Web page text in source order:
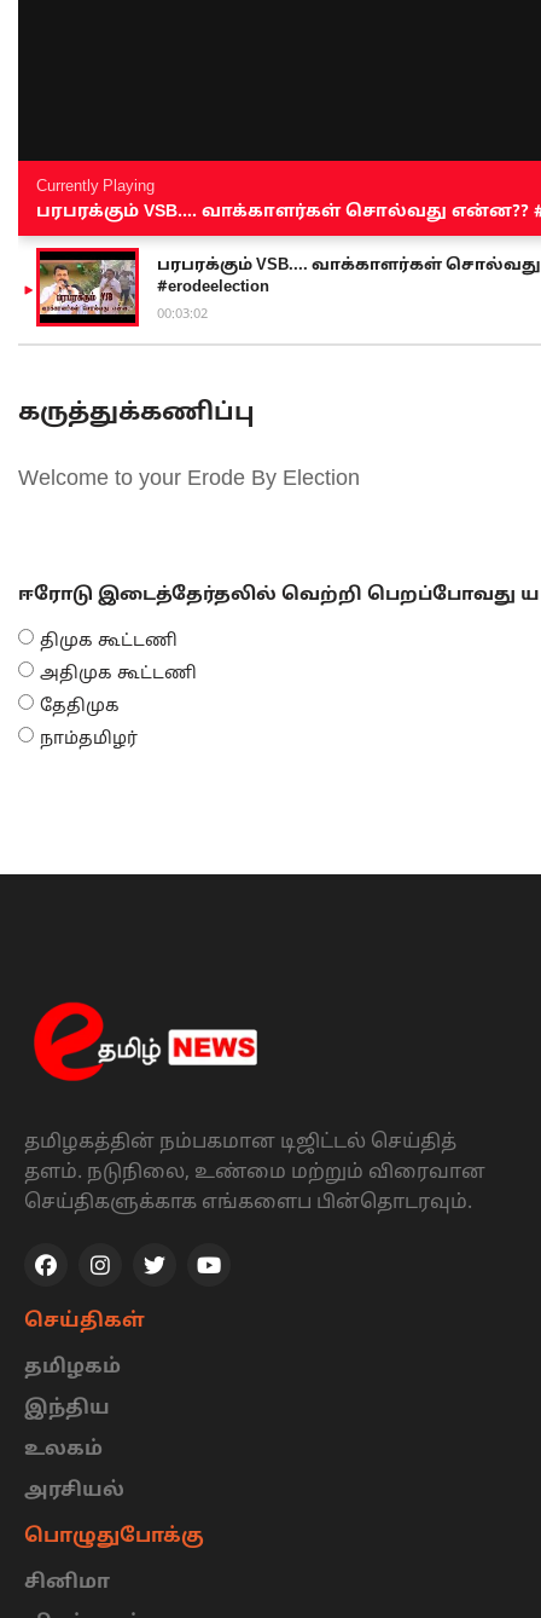
Currently Playing
பரபரக்கும் VSB.... வாக்காளர்கள் சொல்வது என்ன??
பரபரக்கும் VSB.... வாக்காளர்கள் சொல்வது
#erodeelection
00:03:02
கருத்துக்கணிப்பு
Welcome to your Erode By Election
ஈரோடு இடைத்தேர்தலில் வெற்றி பெறப்போவது
திமுக கூட்டணி
அதிமுக கூட்டணி
தேதிமுக
நாம்தமிழர்
தமிழகத்தின் நம்பகமான டிஜிட்டல் செய்தித்
தளம். நடுநிலை, உண்மை மற்றும் விரைவான
செய்திகளுக்காக எங்களைப பின்தொடரவும்.
செய்திகள்
தமிழகம்
இந்திய
உலகம்
அரசியல்
பொழுதுபோக்கு
சினிமா